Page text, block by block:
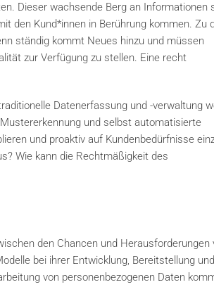
Dieser wachsende Berg an Informationen
den Kund*innen in Berührung kommen. Zu
ständig kommt Neues hinzu und müssen
zur Verfügung zu stellen. Eine recht
Datenerfassung und -verwaltung
und selbst automatisierte
und proaktiv auf Kundenbedürfnisse
Wie kann die Rechtmäßigkeit des
den Chancen und Herausforderungen
bei ihrer Entwicklung, Bereitstellung und
von personenbezogenen Daten